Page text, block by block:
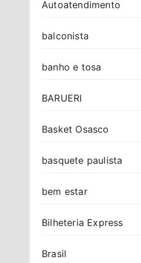
Autoatendimento
balconista
banho e tosa
BARUERI
Basket Osasco
basquete paulista
bem estar
Bilheteria Express
Brasil